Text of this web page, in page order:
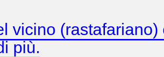
vicino (rastafariano)
più.